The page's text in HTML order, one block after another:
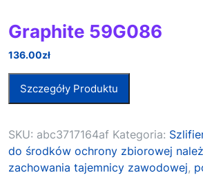
Graphite 59G086
136.00zł
Szczegóły Produktu
SKU: abc3717164af Kategoria:
do środków ochrony zbiorowej
zachowania tajemnicy zawodowej,